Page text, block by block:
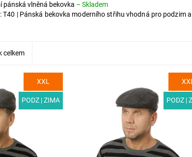
pánská vlněná bekovka – Skladem
T40 | Pánská bekovka moderního střihu vhodná pro podzim a
celkem
XXL
PODZ | ZIMA
Díky
pepito a
zahřeje i...
XXL
PODZ |
MODEL: T03-5 | Zimní pánská
z luxusního vlněného materiálu s
kostkou a s podšívkou. Unikátní
šatníku, který...
Skladem
T03-5/55